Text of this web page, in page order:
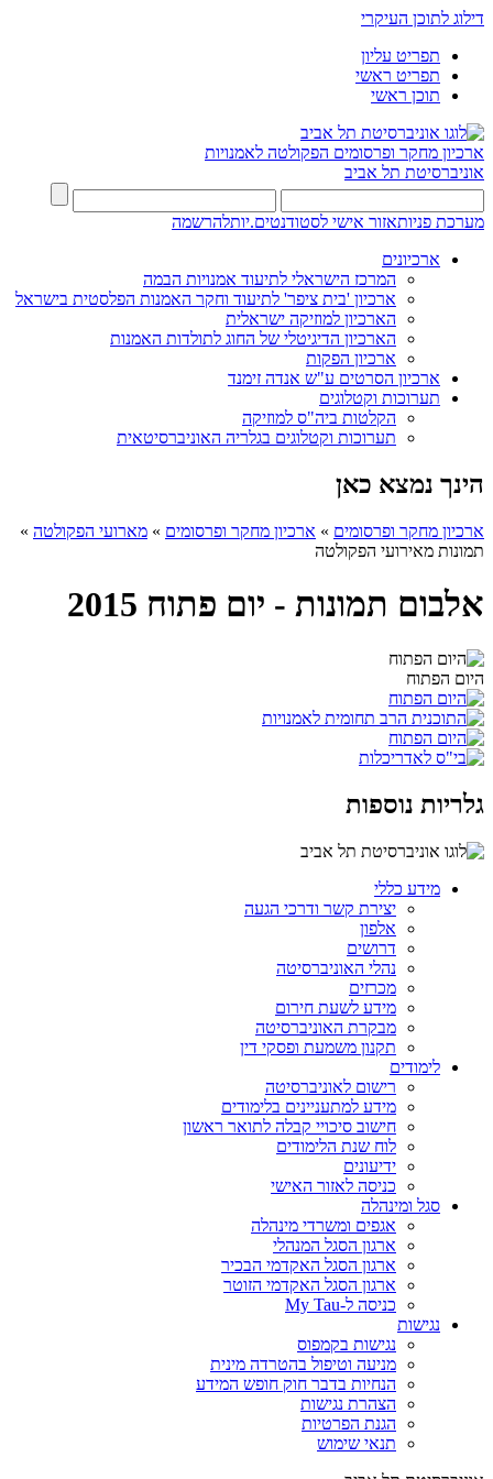
דילוג לתוכן העיקרי
תפריט עליון
תפריט ראשי
תוכן ראשי
ארכיון מחקר ופרסומים הפקולטה לאמנויות
אוניברסיטת תל אביב
מערכת פניותאזור אישי לסטודנטים.יותלהרשמה
ארכיונים
המרכז הישראלי לתיעוד אמנויות הבמה
ארכיון 'בית ציפר' לתיעוד וחקר האמנות הפלסטית בישראל
הארכיון למוזיקה ישראלית
הארכיון הדיגיטלי של החוג לתולדות האמנות
ארכיון הפקות
ארכיון הסרטים ע"ש אנדה זימנד
תערוכות וקטלוגים
הקלטות ביה"ס למוזיקה
תערוכות וקטלוגים בגלריה האוניברסיטאית
הינך נמצא כאן
ארכיון מחקר ופרסומים » ארכיון מחקר ופרסומים » מארועי הפקולטה »
תמונות מאירועי הפקולטה
אלבום תמונות - יום פתוח 2015
היום הפתוח
גלריות נוספות
מידע כללי
יצירת קשר ודרכי הגעה
אלפון
דרושים
נהלי האוניברסיטה
מכרזים
מידע לשעת חירום
מבקרת האוניברסיטה
תקנון משמעת ופסקי דין
לימודים
רישום לאוניברסיטה
מידע למתעניינים בלימודים
חישוב סיכויי קבלה לתואר ראשון
לוח שנת הלימודים
ידיעונים
כניסה לאזור האישי
סגל ומינהלה
אגפים ומשרדי מינהלה
ארגון הסגל המנהלי
ארגון הסגל האקדמי הבכיר
ארגון הסגל האקדמי הזוטר
כניסה ל-My Tau
נגישות
נגישות בקמפוס
מניעה וטיפול בהטרדה מינית
הנחיות בדבר חוק חופש המידע
הצהרת נגישות
הגנת הפרטיות
תנאי שימוש